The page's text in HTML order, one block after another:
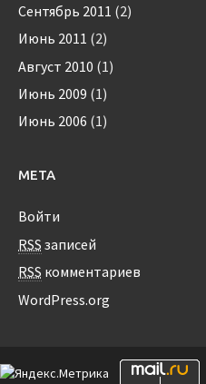
Сентябрь 2011 (2)
Июнь 2011 (2)
Август 2010 (1)
Июнь 2009 (1)
Июнь 2006 (1)
МЕТА
Войти
RSS записей
RSS комментариев
WordPress.org